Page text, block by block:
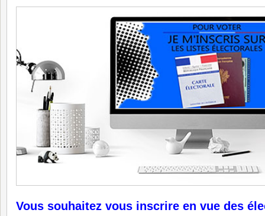
Vous souhaitez vous inscrire en vue des